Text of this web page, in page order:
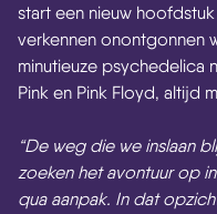
start een nieuw hoofdstuk
verkennen onontgonnen
minutieuze psychedelica
Pink en Pink Floyd, altijd
“De weg die we inslaan
zoeken het avontuur op
qua aanpak. In dat